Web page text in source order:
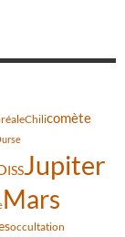
Chilicomète
ISSJupiter
Mars
occultation